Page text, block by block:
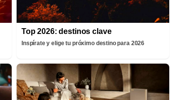
Top 2026: destinos clave
Inspírate y elige tu próximo destino para 2026